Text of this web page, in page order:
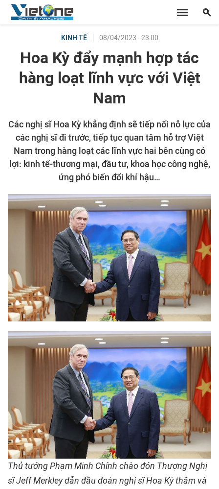
KINH TẾ 08/04/2023 - 23:00
Hoa Kỳ đẩy mạnh hợp tác
hàng loạt lĩnh vực với Việt
Nam
Các nghị sĩ Hoa Kỳ khẳng định sẽ tiếp nối nỗ lực của
các nghị sĩ đi trước, tiếp tục quan tâm hỗ trợ Việt
Nam trong hàng loạt các lĩnh vực hai bên cùng có
lợi: kinh tế-thương mại, đầu tư, khoa học công nghệ,
ứng phó biến đổi khí hậu…
Thủ tướng Phạm Minh Chính chào đón Thượng Nghị
sĩ Jeff Merkley dẫn đầu đoàn nghị sĩ Hoa Kỳ thăm và